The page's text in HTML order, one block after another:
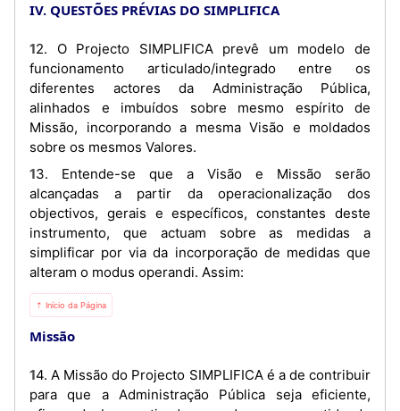
IV. QUESTÕES PRÉVIAS DO SIMPLIFICA
12. O Projecto SIMPLIFICA prevê um modelo de
funcionamento articulado/integrado entre os
diferentes actores da Administração Pública,
alinhados e imbuídos sobre mesmo espírito de
Missão, incorporando a mesma Visão e moldados
sobre os mesmos Valores.
13. Entende-se que a Visão e Missão serão
alcançadas a partir da operacionalização dos
objectivos, gerais e específicos, constantes deste
instrumento, que actuam sobre as medidas a
simplificar por via da incorporação de medidas que
alteram o modus operandi. Assim:
⇡ Início da Página
Missão
14. A Missão do Projecto SIMPLIFICA é a de contribuir
para que a Administração Pública seja eficiente,